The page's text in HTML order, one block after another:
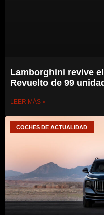
Lamborghini revive
Revuelto de 99
LEER MÁS »
COCHES DE ACTUALIDAD